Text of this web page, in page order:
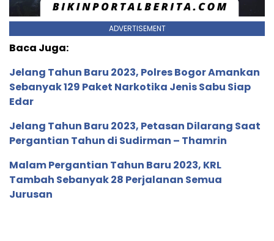
ADVERTISEMENT
Baca Juga:
Jelang Tahun Baru 2023, Polres Bogor Amankan
Sebanyak 129 Paket Narkotika Jenis Sabu Siap
Edar
Jelang Tahun Baru 2023, Petasan Dilarang Saat
Pergantian Tahun di Sudirman – Thamrin
Malam Pergantian Tahun Baru 2023, KRL
Tambah Sebanyak 28 Perjalanan Semua
Jurusan